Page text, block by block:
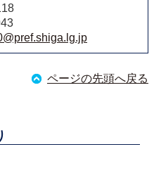
ページの先頭へ戻る